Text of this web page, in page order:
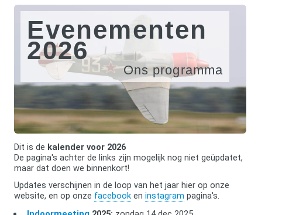
Evenementen
2026
Ons programma
Dit is de kalender voor 2026
De pagina's achter de links zijn mogelijk nog niet geüpdatet,
maar dat doen we binnenkort!
Updates verschijnen in de loop van het jaar hier op onze
website, en op onze facebook eninstagram pagina's.